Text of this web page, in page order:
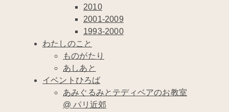
2010
2001-2009
1993-2000
わたしのこと
ものがたり
あしあと
イベントひろば
あみぐるみとテディベアのお教室
@ パリ近郊